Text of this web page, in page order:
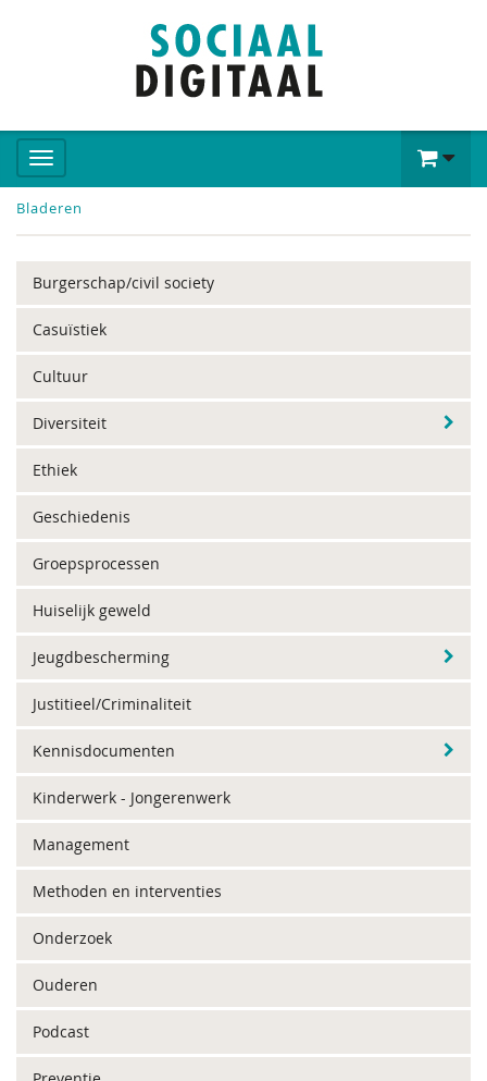
Bladeren
Burgerschap/civil society
Casuïstiek
Cultuur
Diversiteit
Ethiek
Geschiedenis
Groepsprocessen
Huiselijk geweld
Jeugdbescherming
Justitieel/Criminaliteit
Kennisdocumenten
Kinderwerk - Jongerenwerk
Management
Methoden en interventies
Onderzoek
Ouderen
Podcast